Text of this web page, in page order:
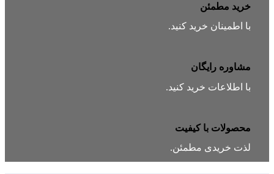
خرید مطمئن
با اطمینان خرید کنید.
مشاوره رایگان
با اطلاعات خرید کنید.
محصولات با کیفیت
لذت خریدی مطمئن.